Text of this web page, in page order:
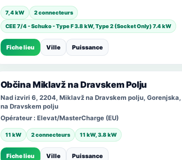
7,4 kW
2 connecteurs
CEE 7/4 - Schuko - Type F 3.8 kW, Type 2 (Socket Only) 7.4 kW
Fiche lieu Ville Puissance
Občina Miklavž na Dravskem Polju
Nad izviri 6, 2204, Miklavž na Dravskem polju,
na Dravskem polju
Opérateur : Elevat/MasterCharge (EU)
11 kW 2 connecteurs 11 kW, 3.8 kW
Fiche lieu Ville Puissance